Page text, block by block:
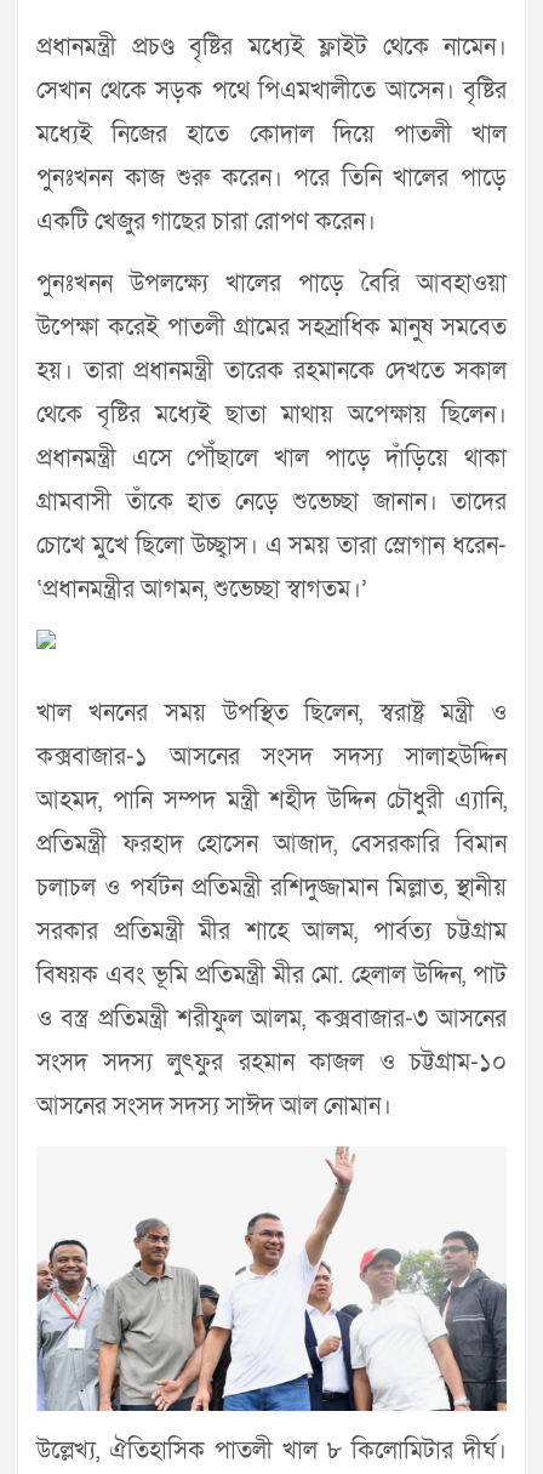
প্রধানমন্ত্রী প্রচণ্ড বৃষ্টির মধ্যেই ফ্লাইট থেকে নামেন।
সেখান থেকে সড়ক পথে পিএমখালীতে আসেন। বৃষ্টির
মধ্যেই নিজের হাতে কোদাল দিয়ে পাতলী খাল
পুনঃখনন কাজ শুরু করেন। পরে তিনি খালের পাড়ে
একটি খেজুর গাছের চারা রোপণ করেন।
পুনঃখনন উপলক্ষ্যে খালের পাড়ে বৈরি আবহাওয়া
উপেক্ষা করেই পাতলী গ্রামের সহস্রাধিক মানুষ সমবেত
হয়। তারা প্রধানমন্ত্রী তারেক রহমানকে দেখতে সকাল
থেকে বৃষ্টির মধ্যেই ছাতা মাথায় অপেক্ষায় ছিলেন।
প্রধানমন্ত্রী এসে পৌঁছালে খাল পাড়ে দাঁড়িয়ে থাকা
গ্রামবাসী তাঁকে হাত নেড়ে শুভেচ্ছা জানান। তাদের
চোখে মুখে ছিলো উচ্ছ্বাস। এ সময় তারা স্লোগান ধরেন-
‘প্রধানমন্ত্রীর আগমন, শুভেচ্ছা স্বাগতম।’
খাল খননের সময় উপস্থিত ছিলেন, স্বরাষ্ট্র মন্ত্রী ও
কক্সবাজার-১ আসনের সংসদ সদস্য সালাহউদ্দিন
আহমদ, পানি সম্পদ মন্ত্রী শহীদ উদ্দিন চৌধুরী এ্যানি,
প্রতিমন্ত্রী ফরহাদ হোসেন আজাদ, বেসরকারি বিমান
চলাচল ও পর্যটন প্রতিমন্ত্রী রশিদুজ্জামান মিল্লাত, স্থানীয়
সরকার প্রতিমন্ত্রী মীর শাহে আলম, পার্বত্য চট্টগ্রাম
বিষয়ক এবং ভূমি প্রতিমন্ত্রী মীর মো. হেলাল উদ্দিন, পাট
ও বস্ত্র প্রতিমন্ত্রী শরীফুল আলম, কক্সবাজার-৩ আসনের
সংসদ সদস্য লুৎফুর রহমান কাজল ও চট্টগ্রাম-১০
আসনের সংসদ সদস্য সাঈদ আল নোমান।
উল্লেখ্য, ঐতিহাসিক পাতলী খাল ৮ কিলোমিটার দীর্ঘ।